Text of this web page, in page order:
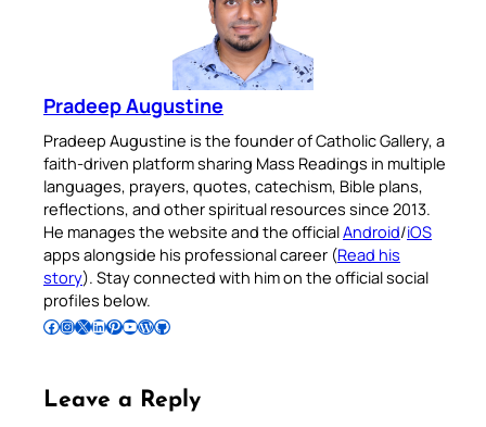
Pradeep Augustine
Pradeep Augustine is the founder of Catholic Gallery, a
faith-driven platform sharing Mass Readings in multiple
languages, prayers, quotes, catechism, Bible plans,
reflections, and other spiritual resources since 2013.
He manages the website and the officialAndroid/iOS
apps alongside his professional career (Read his
story). Stay connected with him on the official social
profiles below.
Follow Pradeep on Facebook Follow Pradeep on InstagramFollow Pradeep on X Follow Pradeep on LinkedIn Follow Pradeep on Pinterest Subscribe to Pradeep’s Youtube Channel Follow Pradeep on WordPress Follow Pradeep on GitHub
Leave a Reply